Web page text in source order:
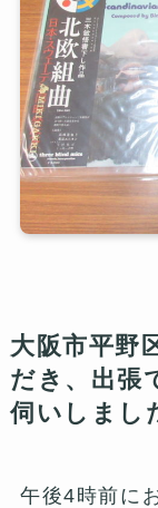
大阪市平野
だき、出張
伺いしまし
午後4時前に